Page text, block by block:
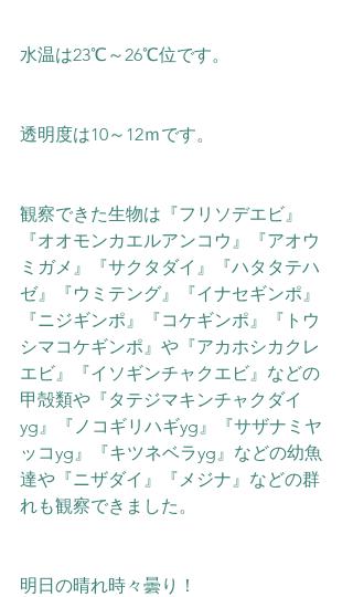
水温は23℃～26℃位です。
透明度は10～12ｍです。
観察できた生物は『フリソデエビ』
『オオモンカエルアンコウ』『アオウ
ミガメ』『サクタダイ』『ハタタテハ
ゼ』『ウミテング』『イナセギンポ』
『ニジギンポ』『コケギンポ』『トウ
シマコケギンポ』や『アカホシカクレ
エビ』『イソギンチャクエビ』などの
甲殻類や『タテジマキンチャクダイ
yg』『ノコギリハギyg』『サザナミヤ
ッコyg』『キツネベラyg』などの幼魚
達や『ニザダイ』『メジナ』などの群
れも観察できました。
明日の晴れ時々曇り！